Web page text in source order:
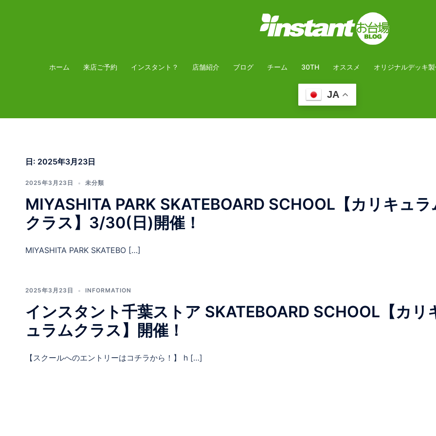
プ
ホーム 来店ご予約 インスタント？ 店舗紹介 ブログ チーム 30TH オススメ オリジナルデッキ
JA
日: 2025年3月23日
2025年3月23日 未分類
MIYASHITA PARK SKATEBOARD SCHOOL【カリキュラ
クラス】3/30(日)開催！
MIYASHITA PARK SKATEBO […]
2025年3月23日 INFORMATION
インスタント千葉ストア SKATEBOARD SCHOOL【カリ
ュラムクラス】開催！
【スクールへのエントリーはコチラから！】 h […]